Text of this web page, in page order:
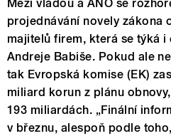
Mezi vládou a ANO se
projednávání novely zákona
majitelů firem, která se týká
Andreje Babiše. Pokud ale
tak Evropská komise (EK)
miliard korun z plánu
193 miliardách. „Finální
v březnu, alespoň podle